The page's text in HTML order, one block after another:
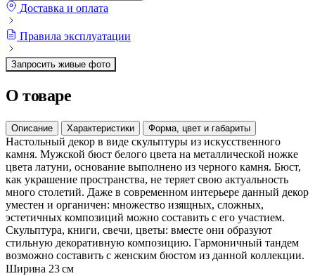
Доставка и оплата
Правила эксплуатации
Запросить живые фото
О товаре
Описание Характеристики Форма, цвет и габариты
Настольный декор в виде скульптуры из искусственного
камня. Мужской бюст белого цвета на металлической ножке
цвета латуни, основание выполнено из черного камня. Бюст,
как украшение пространства, не теряет свою актуальность
много столетий. Даже в современном интерьере данный декор
уместен и органичен: множество изящных, сложных,
эстетичных композиций можно составить с его участием.
Скульптура, книги, свечи, цветы: вместе они образуют
стильную декоративную композицию. Гармоничный тандем
возможно составить с женским бюстом из данной коллекции.
Ширина 23 см